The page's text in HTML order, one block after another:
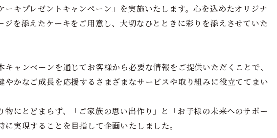
ーキプレゼントキャンペーン」を実施いたします。心を込めたオリジナ
ジを添えたケーキをご用意し、大切なひとときに彩りを添えさせていた
キャンペーンを通じてお客様から必要な情報をご提供いただくことで、
やかなご成長を応援するさまざまなサービスや取り組みに役立ててまい
物にとどまらず、「ご家族の思い出作り」と「お子様の未来へのサポー
に実現することを目指して企画いたしました。